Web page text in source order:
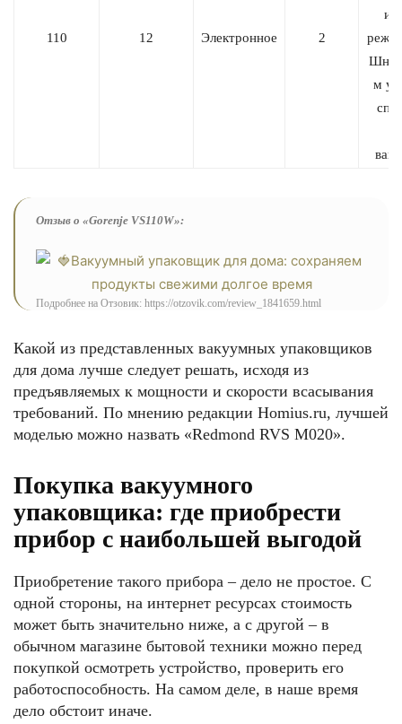
110 12 Электронное 2
м
Отзыв о «Gorenje VS110W»:
Подробнее на Отзовик: https://otzovik.com/review_1841659.html
Какой из представленных вакуумных упаковщиков
для дома лучше следует решать, исходя из
предъявляемых к мощности и скорости всасывания
требований. По мнению редакции Homius.ru, лучшей
моделью можно назвать «Redmond RVS M020».
Покупка вакуумного
упаковщика: где приобрести
прибор с наибольшей выгодой
Приобретение такого прибора – дело не простое. С
одной стороны, на интернет ресурсах стоимость
может быть значительно ниже, а с другой – в
обычном магазине бытовой техники можно перед
покупкой осмотреть устройство, проверить его
работоспособность. На самом деле, в наше время
дело обстоит иначе.